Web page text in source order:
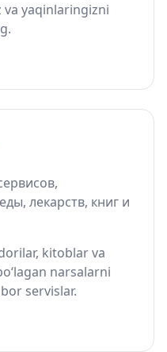
va yaqinlaringizni
лекарств, книг и
kitoblar va
narsalarni
servislar.